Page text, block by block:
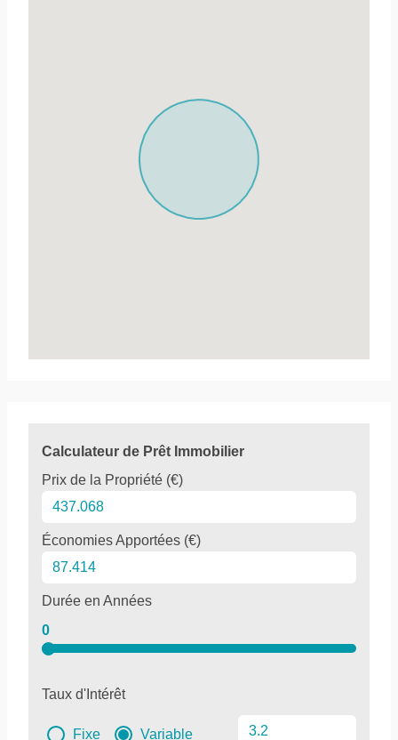
Calculateur de Prêt Immobilier
Prix de la Propriété (€)
Économies Apportées (€)
Durée en Années
0
Taux d'Intérêt
Fixe Variable